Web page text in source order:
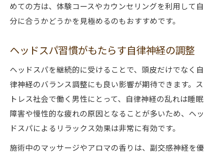
めての方は、体験コースやカウンセリングを利用して自
分に合うかどうかを見極めるのもおすすめです。
ヘッドスパ習慣がもたらす自律神経の調整
ヘッドスパを継続的に受けることで、頭皮だけでなく自
律神経のバランス調整にも良い影響が期待できます。ス
トレス社会で働く男性にとって、自律神経の乱れは睡眠
障害や慢性的な疲れの原因となることが多いため、ヘッ
ドスパによるリラックス効果は非常に有効です。
施術中のマッサージやアロマの香りは、副交感神経を優